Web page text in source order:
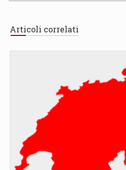
Articoli correlati